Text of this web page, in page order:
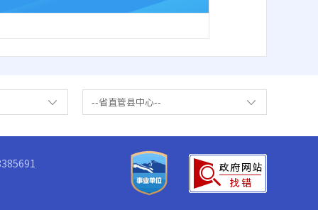
--省直管县中心--